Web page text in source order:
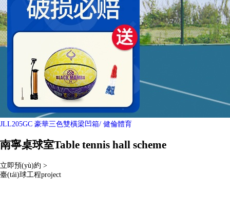
JLL205GC 豪華三色雙橫梁凹箱/ 健倫體育
南寧桌球室Table tennis hall scheme
立即預(yù)約 >
臺(tái)球工程project